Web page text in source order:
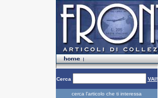
Cerca VAI!
cerca l'articolo che ti interessa